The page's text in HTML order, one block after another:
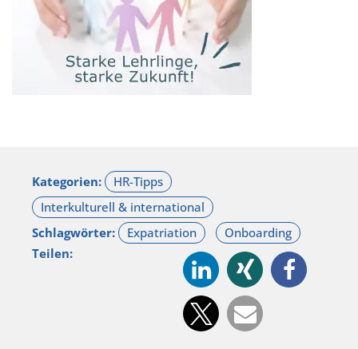
Kategorien:
Schlagwörter:
Teilen: